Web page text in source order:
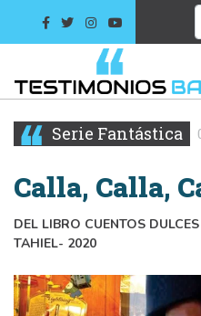
Serie Fantástica
Calla, Calla,
DEL LIBRO CUENTOS
TAHIEL- 2020